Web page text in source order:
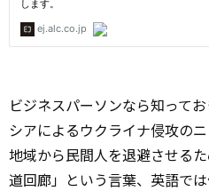
ビジネスパーソンなら知って
シアによるウクライナ侵攻の
地域から民間人を退避させる
道回廊」という言葉、英語で